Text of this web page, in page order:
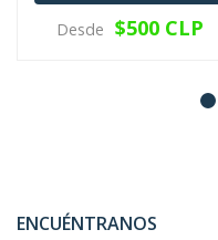
Desde $500 CLP
ENCUÉNTRANOS